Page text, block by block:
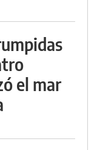
el mar